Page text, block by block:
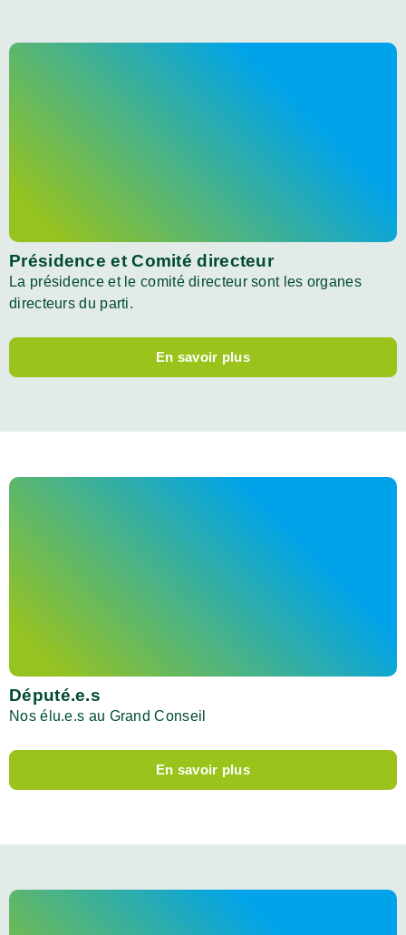
Présidence et Comité directeur
La présidence et le comité directeur sont les organes
directeurs du parti.
En savoir plus
Député.e.s
Nos élu.e.s au Grand Conseil
En savoir plus